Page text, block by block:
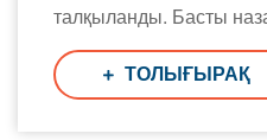
талқыланды. Басты
ТОЛЫҒЫРАҚ